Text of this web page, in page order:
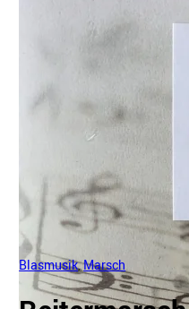
Blasmusik,Marsch